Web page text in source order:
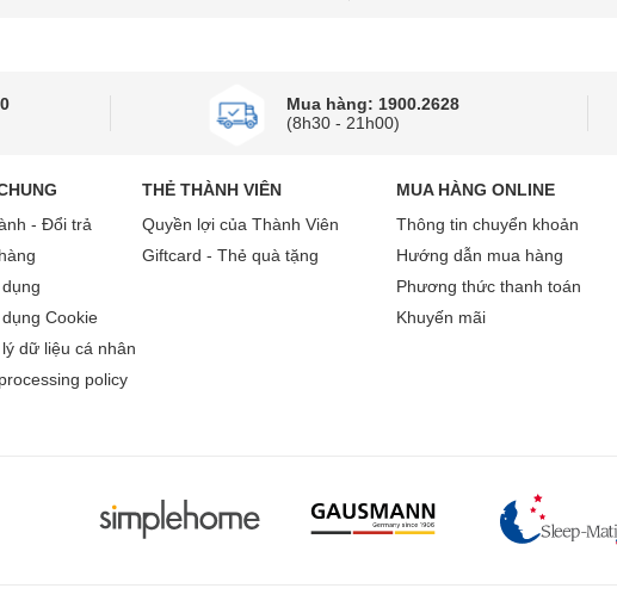
nhiệt độ lý tưởng để thực phẩm luôn được bảo quản tươi ngon và tiết
Mua hàng: 1900.2628
(8h30 - 21h00)
- Đổi trả
Cookie
dữ liệu cá nhân
policy
THẺ THÀNH VIÊN
Quyền lợi của Thành Viên
Giftcard - Thẻ quà tặng
MUA HÀNG ONLINE
Thông tin chuyển khoản
Hướng dẫn mua hàng
Phương thức thanh toán
Khuyến mãi